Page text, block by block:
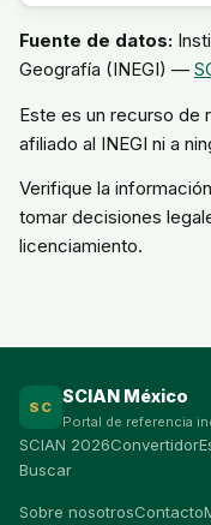
Fuente de datos:
Geografía (INEGI) —
Este es un recurso de
afiliado al INEGI ni a
Verifique la
tomar decisiones
licenciamiento.
SC
SCIAN México
Portal de referencia
SCIAN 2026Convertidor
Buscar
Sobre nosotrosContacto